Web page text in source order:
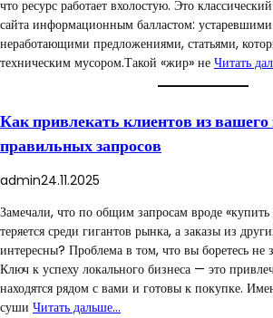
что ресурс работает вхолостую. Это
сайта информационным балластом:
неработающими предложениями, статьями,
техническим мусором.Такой «жир» не Читать
Как привлекать клиентов из вашего
правильных запросов
admin24.11.2025
Замечали, что по общим запросам вроде
теряется среди гигантов рынка, а заказы из
интересны? Проблема в том, что вы боретесь не
Ключ к успеху локального бизнеса — это
находятся рядом с вами и готовы к покупке.
суши Читать дальше…